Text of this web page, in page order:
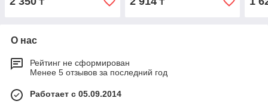
АВАР)
О нас
Рейтинг не сформирован
Менее 5 отзывов за последний год
Работает с 05.09.2014